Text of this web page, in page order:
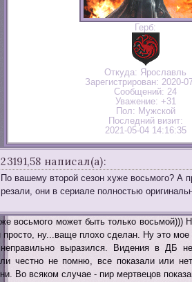
Герб:
Откуда: Ярославль
Зарегистрирован: 2020-
Сообщений: 24
Уважение: +31
Пол: Мужской
Последний визит:
2021-05-04 14:16:35
23191,58 написал(а):
По вашему второй сезон хуже восьмого? А
резали, они в сериале полностью
восьмого может быть только восьмой)))
просто, ну...ваще плохо сделан. Ну это мое
выразился. Видения в ДБ
честно не помню, все показали или
Во всяком случае - пир мертвецов